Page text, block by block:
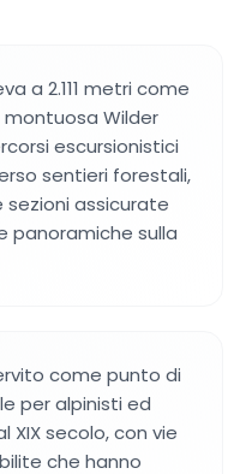
a 2.111 metri come
Wilder
escursionistici
sentieri forestali,
assicurate
panoramiche sulla
come punto di
per alpinisti ed
XIX secolo, con vie
che hanno